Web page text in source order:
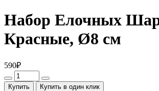
Набор Елочных
Красные, Ø8 см
590₽
Купить Купить в один клик